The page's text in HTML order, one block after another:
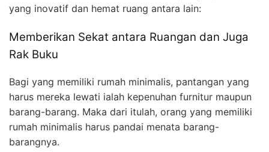
yang inovatif dan hemat ruang antara lain:
Memberikan Sekat antara Ruangan dan Juga
Rak Buku
Bagi yang memiliki rumah minimalis, pantangan yang
harus mereka lewati ialah kepenuhan furnitur maupun
barang-barang. Maka dari itulah, orang yang memiliki
rumah minimalis harus pandai menata barang-
barangnya.